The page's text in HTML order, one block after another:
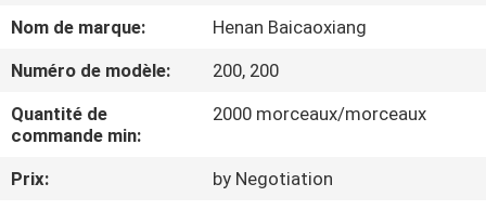
AU
SUJET
NOUS
Nom de marque:
Henan Baicaoxiang
Numéro de modèle:
200, 200
Quantité de
commande min:
2000 morceaux/morceaux
Prix:
by Negotiation